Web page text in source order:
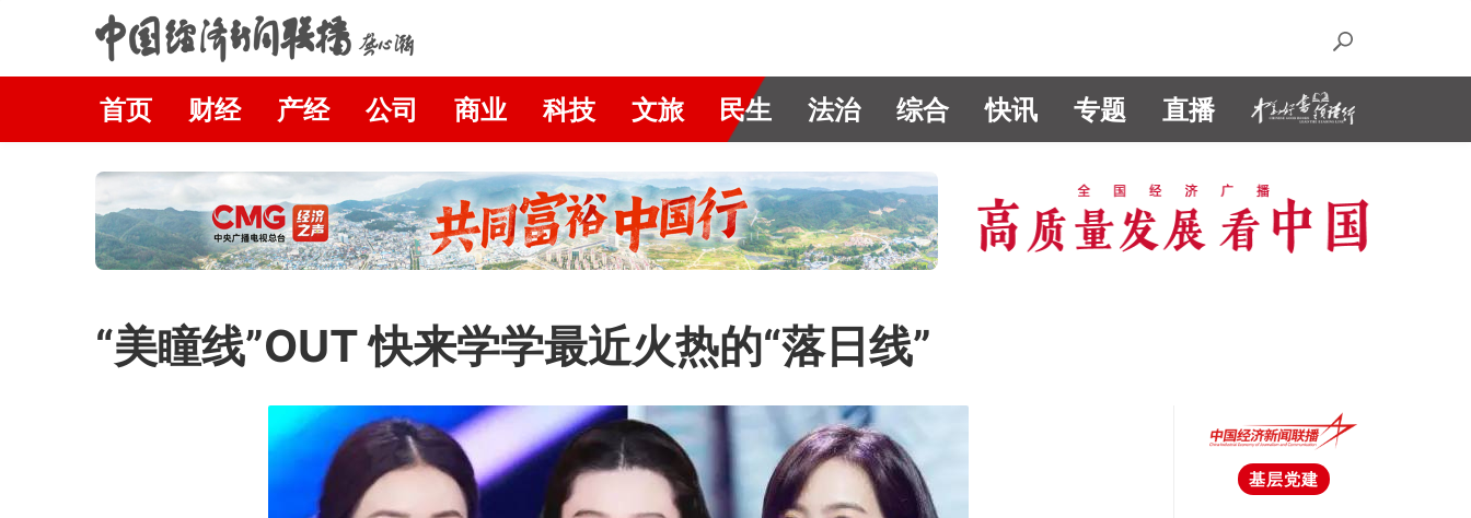
首页 财经 产经 公司 商业 科技 文旅 民生 法治 综合 快讯 专题 直播
“美瞳线”OUT 快来学学最近火热的“落日线”
基层党建